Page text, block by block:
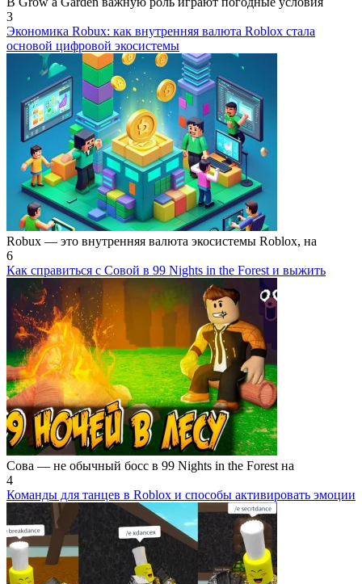
3
Экономика Robux: как внутренняя валюта Roblox стала
основой цифровой экосистемы
Robux — это внутренняя валюта экосистемы Roblox, на
6
Как справиться с Совой в 99 Nights in the Forest и выжить
Сова — не обычный босс в 99 Nights in the Forest на
4
Команды для танцев в Roblox и способы активировать эмоции